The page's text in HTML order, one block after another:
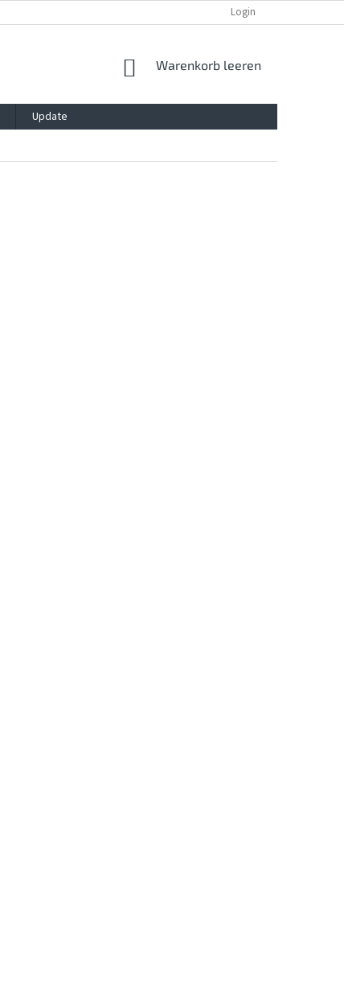
Login
WARENKORB
Warenkorb leeren
Update